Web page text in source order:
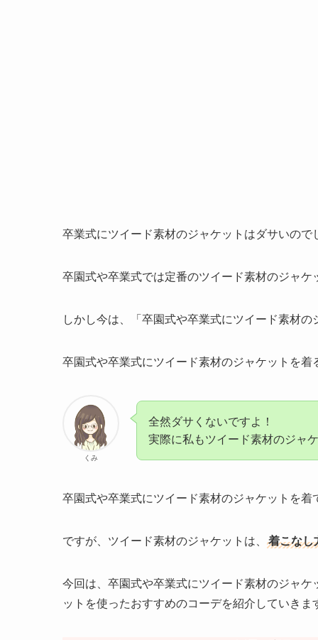
卒業式にツイード素材のジャケットはダサいので
卒園式や卒業式では定番のツイード素材のジャケ
しかし今は、「卒園式や卒業式にツイード素材
卒園式や卒業式にツイード素材のジャケットを
くみ
全然ダサくないですよ！
実際に私もツイード素材のジャ
卒園式や卒業式にツイード素材のジャケットを
ですが、ツイード素材のジャケットは、 着こなし
今回は、卒園式や卒業式にツイード素材のジャ
ットを使ったおすすめのコーデを紹介していきま